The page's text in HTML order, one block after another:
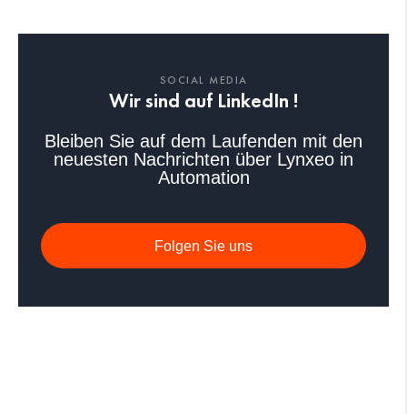
SOCIAL MEDIA
Wir sind auf LinkedIn !
Bleiben Sie auf dem Laufenden mit den
neuesten Nachrichten über Lynxeo in
Automation
Folgen Sie uns